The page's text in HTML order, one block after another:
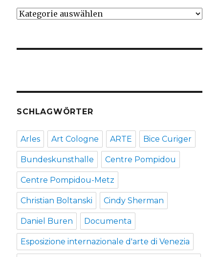
Kategorien
SCHLAGWÖRTER
Arles Art Cologne ARTE Bice Curiger
Bundeskunsthalle Centre Pompidou
Centre Pompidou-Metz
Christian Boltanski Cindy Sherman
Daniel Buren Documenta
Esposizione internazionale d'arte di Venezia